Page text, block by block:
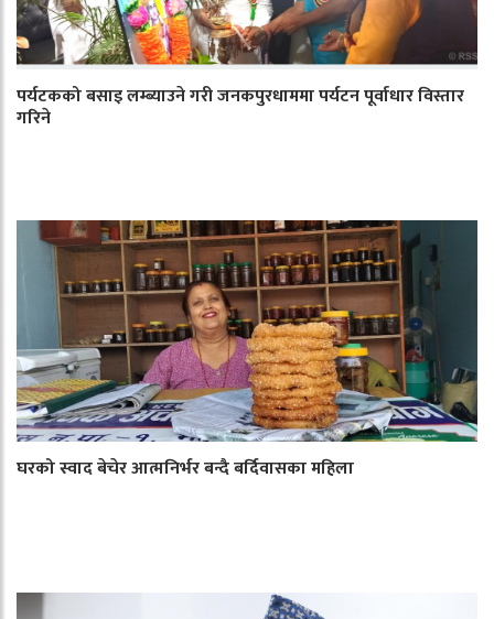
पर्यटकको बसाइ लम्ब्याउने गरी जनकपुरधाममा पर्यटन पूर्वाधार विस्तार
गरिने
घरको स्वाद बेचेर आत्मनिर्भर बन्दै बर्दिवासका महिला